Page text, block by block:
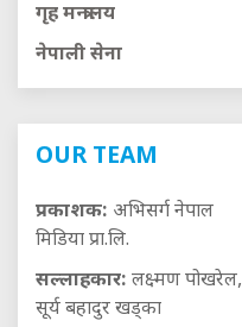
गृह मन्त्रालय
नेपाली सेना
OUR TEAM
प्रकाशक: अभिसर्ग नेपाल
मिडिया प्रा.लि.
सल्लाहकार: लक्ष्मण पोखरेल,
सूर्य बहादुर खड्का